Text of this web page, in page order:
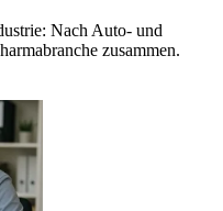
Nach Auto- und
zusammen.